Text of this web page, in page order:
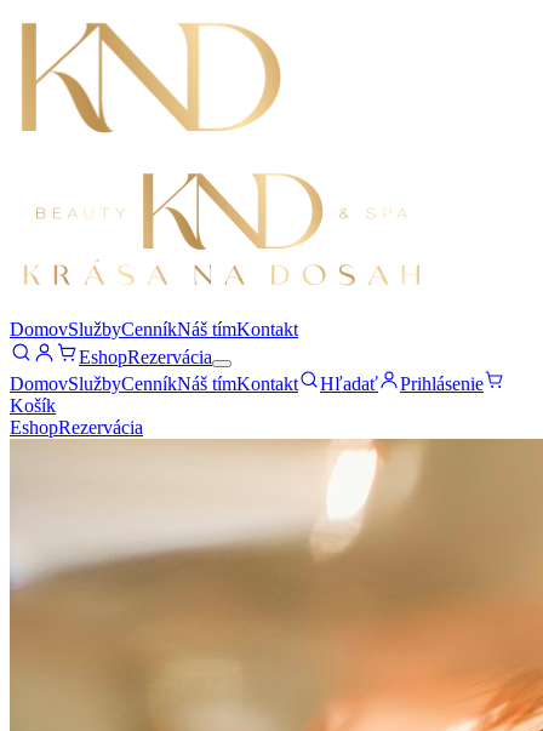
DomovSlužbyCenníkNáš tímKontakt
EshopRezervácia
DomovSlužbyCenníkNáš tímKontakt Hľadať
Prihlásenie
Košík
EshopRezervácia